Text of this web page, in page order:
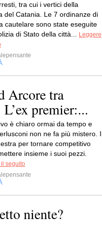
tra cui i vertici della
del Catania. Le 7 ordinanze di
cautelare sono state eseguite
di Stato della città...
Leggere
Arcore tra
premier:...
è chiaro ormai da tempo e
non ne fa più mistero.
per tornare competitivo
insieme i suoi pezzi.
il seguito
niente?